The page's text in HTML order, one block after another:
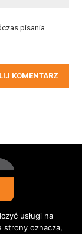
pisania
KOMENTARZ
usługi na
strony oznacza,